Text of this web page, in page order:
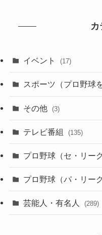
カ
イベント (17)
スポーツ（プロ野球
その他 (3)
テレビ番組 (135)
プロ野球（セ・リー
プロ野球（パ・リー
芸能人・有名人 (289)